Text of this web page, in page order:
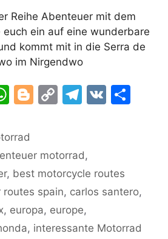
Reihe Abenteuer mit dem
ein auf eine wunderbare
kommt mit in die Serra de
im Nirgendwo
W
at
s
A
p
p
Bl
g
er
C
y
Li
n
k
T
gr
a
m
V
motorrad,
, best motorcycle routes
routes spain, carlos santero,
, europa, europe,
, interessante Motorrad